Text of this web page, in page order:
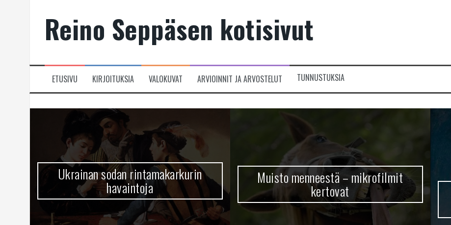
Reino Seppäsen kotisivut
ETUSIVU KIRJOITUKSIA VALOKUVAT ARVIOINNIT JA ARVOSTELUT TUNNUSTUKSIA
Ukrainan sodan rintamakarkurin
havaintoja
Muisto menneestä – mikrofilmit
kertovat